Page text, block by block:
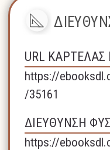
URL
https://
/35161
ΔΙΕΥΘΥΝΣΗ
https://